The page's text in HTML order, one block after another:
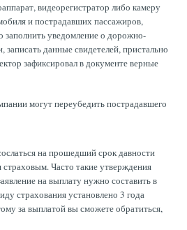
видеорегистратор либо камеру
и пострадавших пассажиров,
уведомление о дорожно-
данные свидетелей, пристально
зафиксировал в документе верные
могут переубедить пострадавшего
на прошедший срок давности
страховым. Часто такие утверждения
на выплату нужно составить в
страхования установлено 3 года
за выплатой вы сможете обратиться,